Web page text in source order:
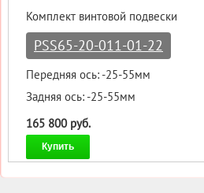
Комплект винтовой подвески
PSS65-20-011-01-22
Передняя ось: -25-55мм
Задняя ось: -25-55мм
165 800 руб.
Купить